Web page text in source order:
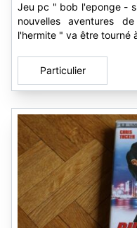
Jeu pc " bob l'eponge -
nouvelles aventures
l'hermite " va être tourné
Particulier